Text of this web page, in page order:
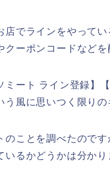
店でラインをやって
クーポンコードなど
ミート ライン登録】
う風に思いつく限り
のことを調べたので
るかどうかは分かり